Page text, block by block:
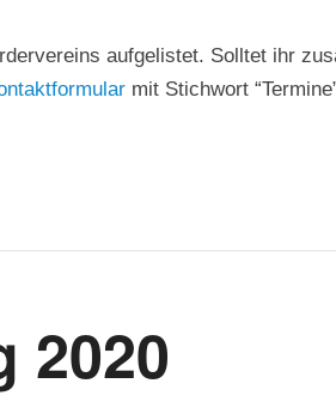
aufgelistet. Solltet ihr
mit Stichwort
2020